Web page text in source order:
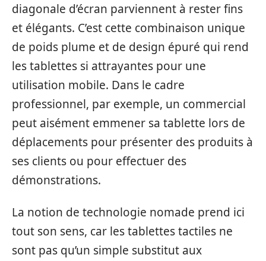
diagonale d’écran parviennent à rester fins
et élégants. C’est cette combinaison unique
de poids plume et de design épuré qui rend
les tablettes si attrayantes pour une
utilisation mobile. Dans le cadre
professionnel, par exemple, un commercial
peut aisément emmener sa tablette lors de
déplacements pour présenter des produits à
ses clients ou pour effectuer des
démonstrations.
La notion de technologie nomade prend ici
tout son sens, car les tablettes tactiles ne
sont pas qu’un simple substitut aux